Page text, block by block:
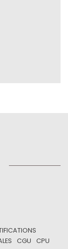
CGU
CPU